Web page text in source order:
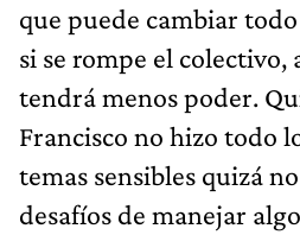
que puede cambiar
si se rompe el
tendrá menos poder.
Francisco no hizo todo
temas sensibles quizá
desafíos de manejar